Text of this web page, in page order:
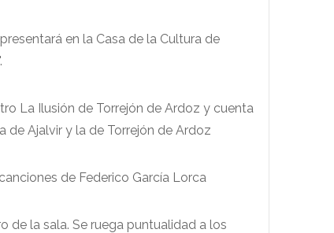
en la Casa de la Cultura de
La Ilusión de Torrejón de Ardoz y cuenta
de Ajalvir y la de Torrejón de Ardoz
de Federico García Lorca
de la sala. Se ruega puntualidad a los